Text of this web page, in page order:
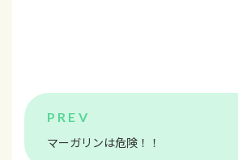
マーガリンは危険！！